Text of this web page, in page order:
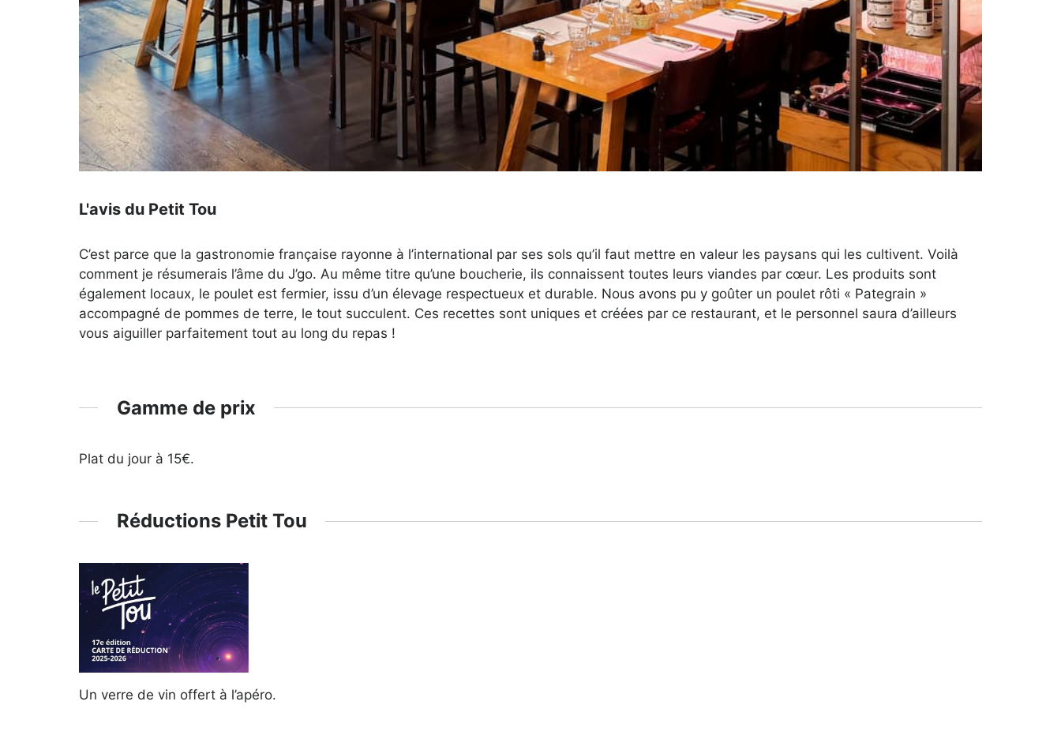
L'avis du Petit Tou
C’est parce que la gastronomie française rayonne à l’international par ses sols qu’il faut mettre en valeur les paysans qui les cultivent. Voilà
comment je résumerais l’âme du J’go. Au même titre qu’une boucherie, ils connaissent toutes leurs viandes par cœur. Les produits sont
également locaux, le poulet est fermier, issu d’un élevage respectueux et durable. Nous avons pu y goûter un poulet rôti « Pategrain »
accompagné de pommes de terre, le tout succulent. Ces recettes sont uniques et créées par ce restaurant, et le personnel saura d’ailleurs
vous aiguiller parfaitement tout au long du repas !
Gamme de prix
Plat du jour à 15€.
Réductions Petit Tou
Un verre de vin offert à l’apéro.